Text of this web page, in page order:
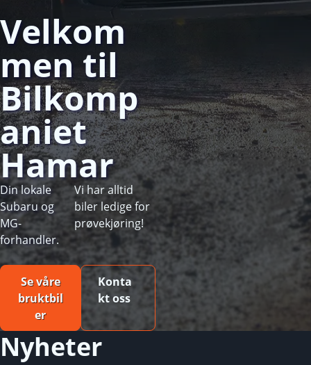
Velkom
men til
Bilkomp
aniet
Hamar
Vi har alltid
biler ledige for
prøvekjøring!
Din lokale
Subaru og
MG-
forhandler.
Se våre
bruktbil
er
Konta
kt oss
Nyheter